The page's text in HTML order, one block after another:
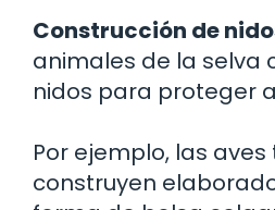
Construcción de
animales de la selva
nidos para proteger
Por ejemplo, las
construyen